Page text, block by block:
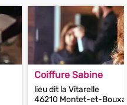
Coiffure Sabine
lieu dit la Vitarelle
46210 Montet-et-